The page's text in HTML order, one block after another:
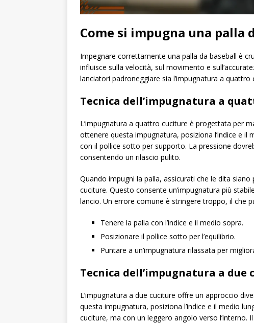
Come si impugna una palla
Impegnare correttamente una palla da baseball è
influisce sulla velocità, sul movimento e
lanciatori padroneggiare sia l’impugnatura a
Tecnica dell’impugnatura a
L’impugnatura a quattro cuciture è progettata per
ottenere questa impugnatura, posiziona l’indice e il
con il pollice sotto per supporto. La pressione
consentendo un rilascio pulito.
Quando impugni la palla, assicurati che le dita
cuciture. Questo consente un’impugnatura più
lancio. Un errore comune è stringere troppo, il che
Tenere la palla con l’indice e il medio sopra.
Posizionare il pollice sotto per l’equilibrio.
Puntare a un’impugnatura rilassata per
Tecnica dell’impugnatura a due
L’impugnatura a due cuciture offre un approccio
questa impugnatura, posiziona l’indice e il medio
cuciture, ma con un leggero angolo verso